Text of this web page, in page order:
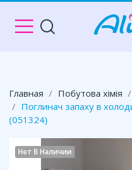
Главная Побутова хімія
Поглинач запаху в
(051324)
Нет В Наличии